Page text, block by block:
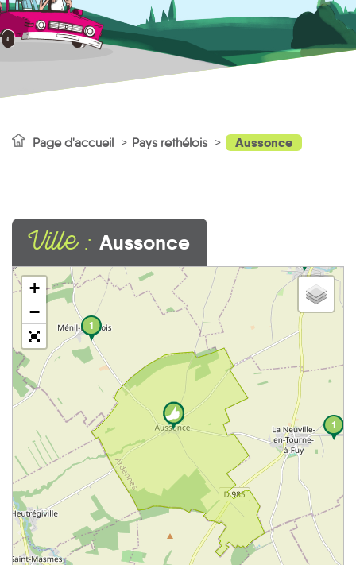
Page d'accueil Pays rethélois Aussonce
Ville : Aussonce
1
1
+
−